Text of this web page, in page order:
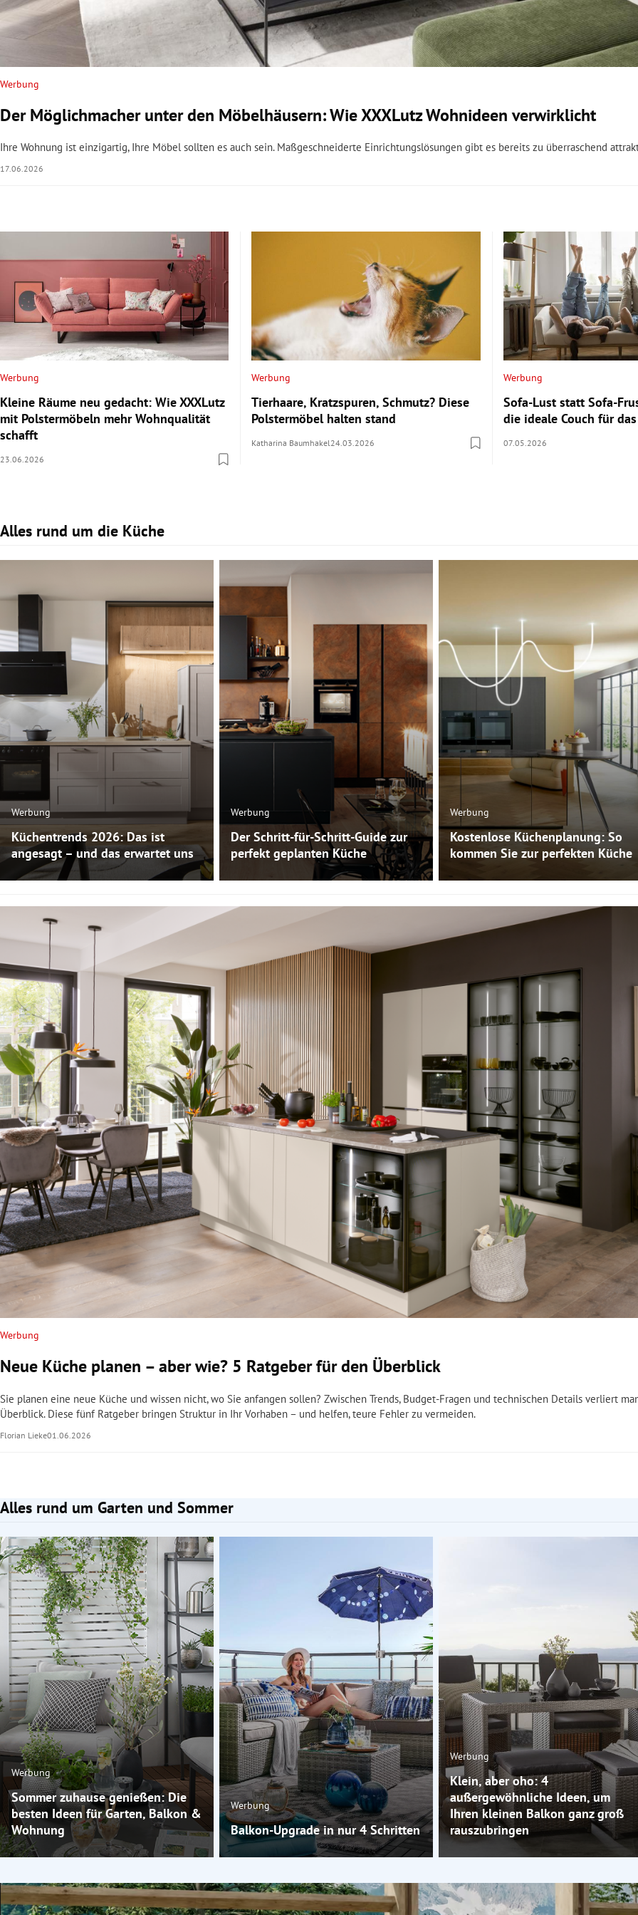
Werbung
Der Möglichmacher unter den Möbelhäusern: Wie XXXLutz Wohnideen verwirklicht
Ihre Wohnung ist einzigartig, Ihre Möbel sollten es auch sein. Maßgeschneiderte Einrichtungslösungen gibt es bereits zu überraschend
17.06.2026
Werbung
Kleine Räume neu gedacht: Wie XXXLutz
mit Polstermöbeln mehr Wohnqualität
schafft
23.06.2026
Werbung
Tierhaare, Kratzspuren, Schmutz? Diese
Polstermöbel halten stand
Katharina Baumhakel24.03.2026
Werbung
Sofa-Lust statt Sofa-
die ideale Couch für
07.05.2026
Alles rund um die Küche
Slide 1 von 6
Werbung
Küchentrends 2026: Das ist
angesagt – und das erwartet uns
Werbung
Der Schritt-für-Schritt-Guide zur
perfekt geplanten Küche
Werbung
Kostenlose Küchenplanung: So
kommen Sie zur perfekten Küche
Werbung
Neue Küche planen – aber wie? 5 Ratgeber für den Überblick
Sie planen eine neue Küche und wissen nicht, wo Sie anfangen sollen? Zwischen Trends, Budget-Fragen und technischen Details verliert
Überblick. Diese fünf Ratgeber bringen Struktur in Ihr Vorhaben – und helfen, teure Fehler zu vermeiden.
Florian Lieke01.06.2026
Alles rund um Garten und Sommer
Slide 1 von 2
Werbung
Sommer zuhause genießen: Die
besten Ideen für Garten, Balkon &
Wohnung
Werbung
Balkon-Upgrade in nur 4 Schritten
Werbung
Klein, aber oho: 4
außergewöhnliche Ideen, um
Ihren kleinen Balkon ganz groß
rauszubringen